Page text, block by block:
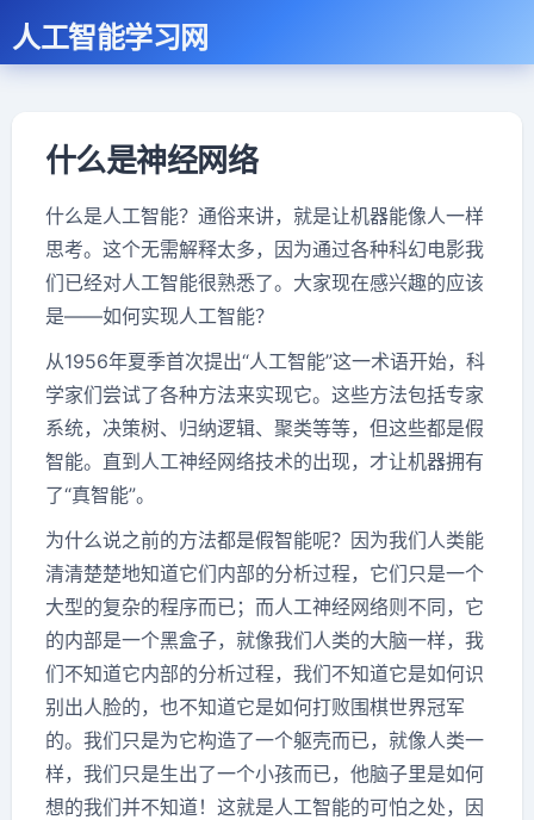
人工智能学习网
什么是神经网络
什么是人工智能？通俗来讲，就是让机器能像人一样
思考。这个无需解释太多，因为通过各种科幻电影我
们已经对人工智能很熟悉了。大家现在感兴趣的应该
是——如何实现人工智能？
从1956年夏季首次提出“人工智能”这一术语开始，科
学家们尝试了各种方法来实现它。这些方法包括专家
系统，决策树、归纳逻辑、聚类等等，但这些都是假
智能。直到人工神经网络技术的出现，才让机器拥有
了“真智能”。
为什么说之前的方法都是假智能呢？因为我们人类能
清清楚楚地知道它们内部的分析过程，它们只是一个
大型的复杂的程序而已；而人工神经网络则不同，它
的内部是一个黑盒子，就像我们人类的大脑一样，我
们不知道它内部的分析过程，我们不知道它是如何识
别出人脸的，也不知道它是如何打败围棋世界冠军
的。我们只是为它构造了一个躯壳而已，就像人类一
样，我们只是生出了一个小孩而已，他脑子里是如何
想的我们并不知道！这就是人工智能的可怕之处，因